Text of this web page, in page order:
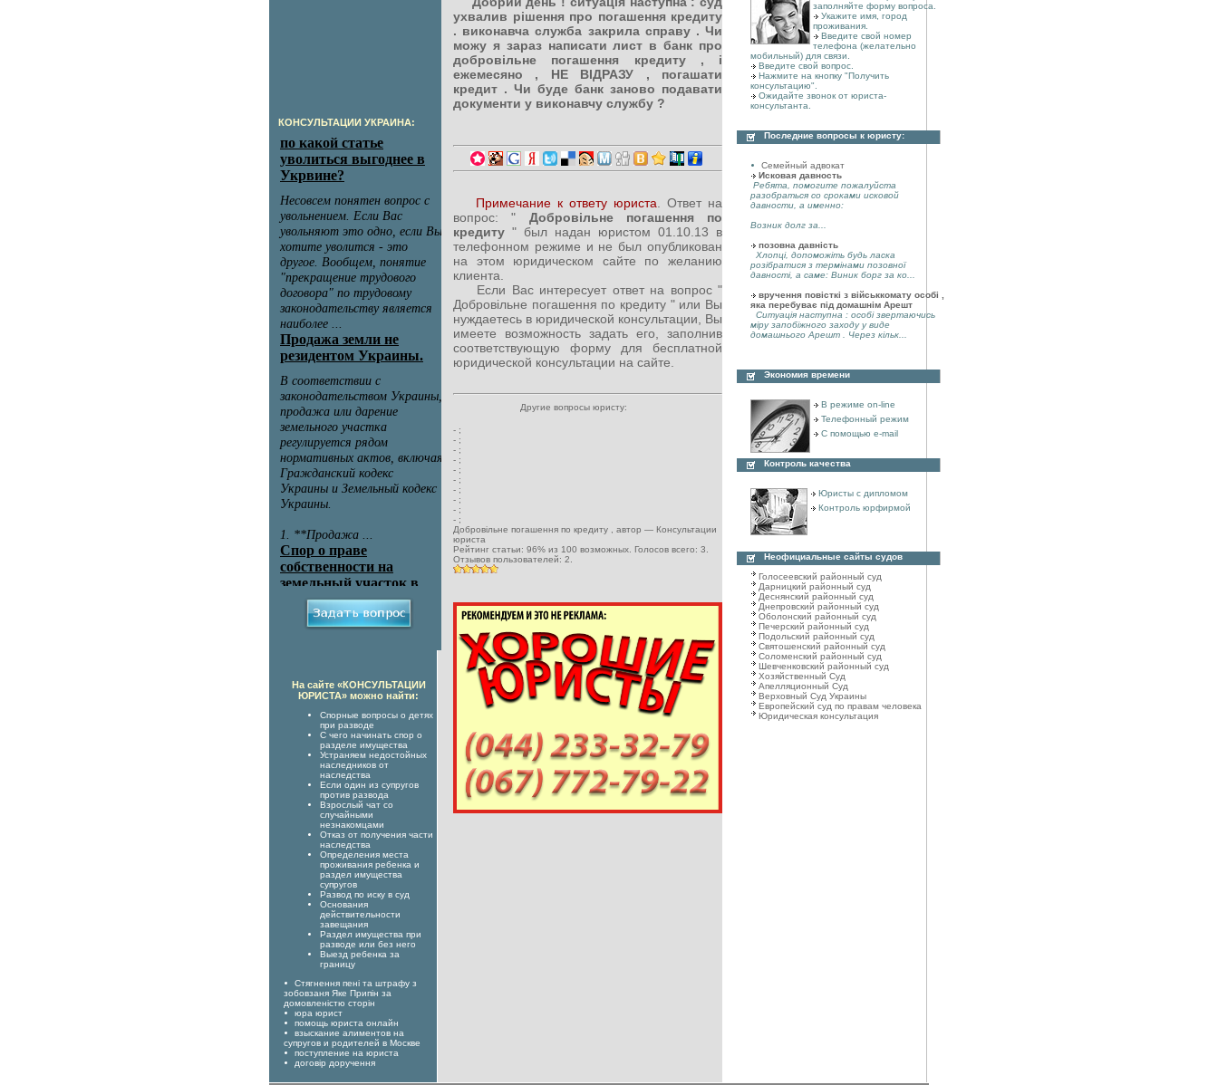
КОНСУЛЬТАЦИИ УКРАИНА:
ухвалив рішення про погашення кредиту
. виконавча служба закрила справу . Чи
можу я зараз написати лист в банк про
добровільне погашення кредиту , і
ежемесяно , НЕ ВІДРАЗУ , погашати
кредит . Чи буде банк заново подавати
документи у виконавчу службу ?
Примечание к ответу юриста. Ответ на
вопрос: " Добровільне погашення по
кредиту " был надан юристом 01.10.13 в
телефонном режиме и не был опубликован
на этом юридическом сайте по желанию
клиента.
Если Вас интересует ответ на вопрос "
Добровільне погашення по кредиту " или Вы
нуждаетесь в юридической консультации, Вы
имеете возможность задать его, заполнив
соответствующую форму для бесплатной
юридической консультации на сайте.
Другие вопросы юристу:
- ;
- ;
- ;
- ;
- ;
- ;
- ;
- ;
- ;
- ;
Добровільне погашення по кредиту , автор — Консультации
юриста
Рейтинг статьи: 96% из 100 возможных. Голосов всего: 3.
Отзывов пользователей: 2.
заполняйте форму вопроса.
Укажите имя, город
проживания.
Введите свой номер
телефона (желательно
мобильный) для связи.
Введите свой вопрос.
Нажмите на кнопку "Получить
консультацию".
Ожидайте звонок от юриста-
консультанта.
Последние вопросы к юристу:
Семейный адвокат
Исковая давность
Ребята, помогите пожалуйста
разобраться со сроками исковой
давности, а именно:
Возник долг за...
позовна давність
Хлопці, допоможіть будь ласка
розібратися з термінами позовної
давності, а саме: Виник борг за ко...
вручення повісткі з військкомату особі ,
яка перебуває під домашнім Арешт
Ситуація наступна : особі звертаючись
міру запобіжного заходу у виде
домашнього Арешт . Через кільк...
Экономия времени
В режиме on-line
Телефонный режим
С помощью e-mail
Контроль качества
Юристы с дипломом
Контроль юрфирмой
Неофициальные сайты судов
Голосеевский районный cуд
Дарницкий районный cуд
Деснянский районный cуд
Днепровский районный cуд
Оболонский районный суд
Печерский районный cуд
Подольский районный cуд
Святошенский районный cуд
Соломенский районный cуд
Шевченковский районный cуд
Хозяйственный Суд
Апелляционный Суд
Верховный Суд Украины
Европейский суд по правам человека
Юридическая консультация
На сайте «КОНСУЛЬТАЦИИ
ЮРИСТА» можно найти:
Спорные вопросы о детях
при разводе
С чего начинать спор о
разделе имущества
Устраняем недостойных
наследников от
наследства
Если один из супругов
против развода
Взрослый чат со
случайными
незнакомцами
Отказ от получения части
наследства
Определения места
проживания ребенка и
раздел имущества
супругов
Развод по иску в суд
Основания
действительности
завещания
Раздел имущества при
разводе или без него
Выезд ребенка за
границу
Стягнення пені та штрафу з
зобовзаня Яке Припін за
домовленістю сторін
юра юрист
помощь юриста онлайн
взыскание алиментов на
супругов и родителей в Москве
поступление на юриста
договір доручення